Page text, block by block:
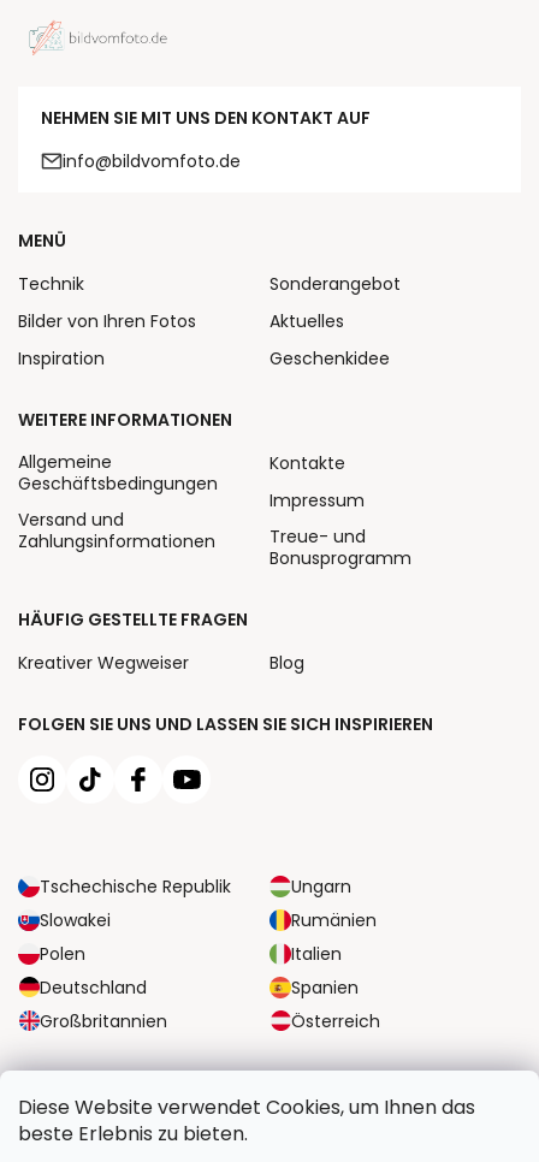
Diese Website verwendet Cookies, um Ihnen das
beste Erlebnis zu bieten.
NEHMEN SIE MIT UNS DEN KONTAKT AUF
info@bildvomfoto.de
FOLGEN SIE UNS UND LASSEN SIE SICH INSPIRIEREN
Tschechische Republik
Ungarn
Slowakei
Rumänien
Polen
Italien
Deutschland
Spanien
Großbritannien
Österreich
MENÜ
Technik
Bilder von Ihren Fotos
Inspiration
Sonderangebot
Aktuelles
Geschenkidee
WEITERE INFORMATIONEN
Allgemeine
Geschäftsbedingungen
Versand und
Zahlungsinformationen
Kontakte
Impressum
Treue- und
Bonusprogramm
HÄUFIG GESTELLTE FRAGEN
Kreativer Wegweiser
Blog